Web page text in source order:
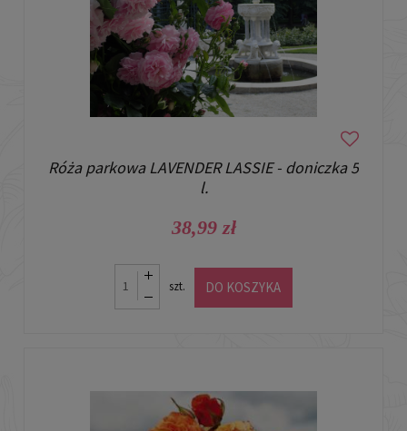
Róża parkowa LAVENDER LASSIE - doniczka 5
l.
38,99 zł
szt. DO KOSZYKA